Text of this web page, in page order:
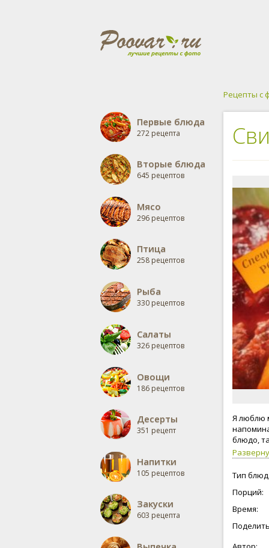
Первые блюда
272 рецепта
Вторые блюда
645 рецептов
Мясо
296 рецептов
Птица
258 рецептов
Рыба
330 рецептов
Салаты
326 рецептов
Овощи
186 рецептов
Десерты
351 рецепт
Напитки
105 рецептов
Закуски
603 рецепта
Рецепты с
Я люблю
блюдо,
Тип
Порций:
Время: